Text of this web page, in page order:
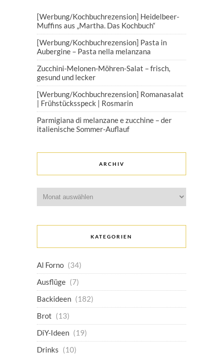
[Werbung/Kochbuchrezension] Heidelbeer-
Muffins aus „Martha. Das Kochbuch“
[Werbung/Kochbuchrezension] Pasta in
Aubergine – Pasta nella melanzana
Zucchini-Melonen-Möhren-Salat – frisch,
gesund und lecker
[Werbung/Kochbuchrezension] Romanasalat
| Frühstücksspeck | Rosmarin
Parmigiana di melanzane e zucchine – der
italienische Sommer-Auflauf
ARCHIV
KATEGORIEN
Al Forno (34)
Ausflüge (7)
Backideen (182)
Brot (13)
DiY-Ideen (19)
Drinks (10)